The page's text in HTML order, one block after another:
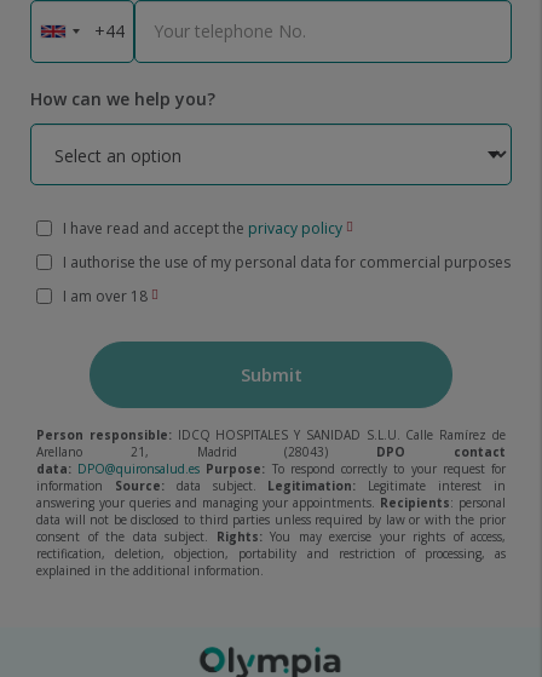
How can we help you?
I have read and accept the privacy policy
I authorise the use of my personal data for commercial purposes
I am over 18
Submit
Person responsible:IDCQ HOSPITALES Y SANIDAD S.L.U. Calle Ramírez de
Arellano 21, Madrid (28043) DPO contact
data: DPO@quironsalud.es Purpose: To respond correctly to your request for
information Source:data subject. Legitimation: Legitimate interest in
answering your queries and managing your appointments. Recipients: personal
data will not be disclosed to third parties unless required by law or with the prior
consent of the data subject.
Rights:You may exercise your rights of access,
rectification, deletion, objection, portability and restriction of processing, as
explained in the additional information.